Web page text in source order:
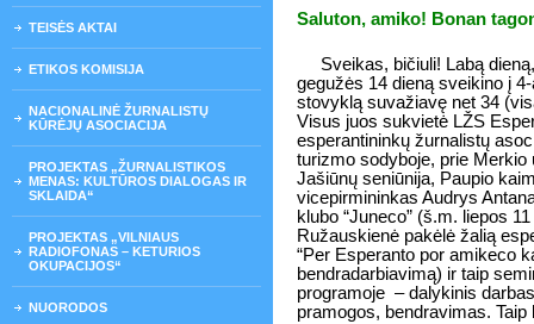
TEISĖS AKTAI
ETIKOS KOMISIJA
NACIONALINĖ ŽURNALISTŲ
KŪRĖJŲ ASOCIACIJA
PROJEKTAS „ŽURNALISTIKOS
MENAS: KULTŪROS DIALOGAS IR
SKLAIDA“
PROJEKTAS „VILNIAUS
RADIOFONAS – KETURIOS
OKUPACIJOS“
NUORODOS
Saluton, amiko! Bonan
Sveikas, bičiuli! Labą dieną,
gegužės 14 dieną sveikino į
stovyklą suvažiavę net 34
Visus juos sukvietė LŽS
esperantininkų žurnalistų
turizmo sodyboje, prie Merkio
Jašiūnų seniūnija, Paupio
vicepirmininkas Audrys
klubo “Juneco” (š.m. liepos
Ružauskienė pakėlė žalią
“Per Esperanto por amikeco
bendradarbiavimą) ir taip
programoje – dalykinis
pramogos, bendravimas. Taip